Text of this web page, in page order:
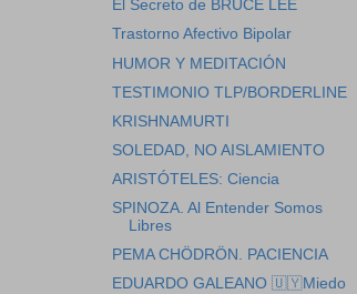
El Secreto de BRUCE LEE
Trastorno Afectivo Bipolar
HUMOR Y MEDITACIÓN
TESTIMONIO TLP/BORDERLINE
KRISHNAMURTI
SOLEDAD, NO AISLAMIENTO
ARISTÓTELES: Ciencia
SPINOZA. Al Entender Somos
Libres
PEMA CHÖDRÖN. PACIENCIA
EDUARDO GALEANO 🇺🇾Miedo